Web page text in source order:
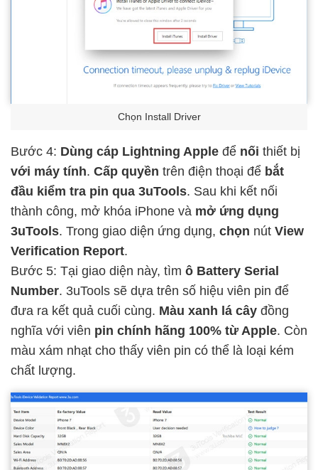
Chọn Install Driver
Bước 4: Dùng cáp Lightning Apple để nối thiết bị
với máy tính. Cấp quyền trên điện thoại để bắt
đầu kiểm tra pin qua 3uTools. Sau khi kết nối
thành công, mở khóa iPhone và mở ứng dụng
3uTools. Trong giao diện ứng dụng, chọn nút View
Verification Report.
Bước 5: Tại giao diện này, tìm ô Battery Serial
Number. 3uTools sẽ dựa trên số hiệu viên pin để
đưa ra kết quả cuối cùng. Màu xanh lá cây đồng
nghĩa với viên pin chính hãng 100% từ Apple. Còn
màu xám nhạt cho thấy viên pin có thể là loại kém
chất lượng.